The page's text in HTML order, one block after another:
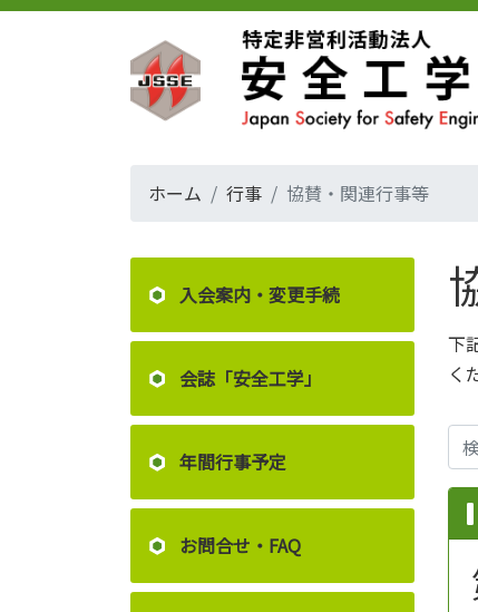
ホーム 行事 協賛・関連行事等
入会案内・変更手続
会誌「安全工学」
年間行事予定
お問合せ・FAQ
下
く